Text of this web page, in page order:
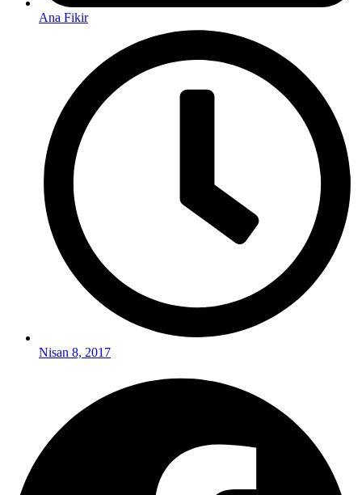
Ana Fikir
Nisan 8, 2017